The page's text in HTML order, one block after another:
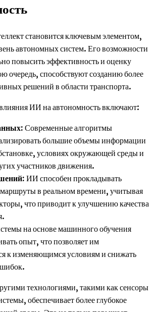
становится ключевым элементом,
автономных систем. Его возможности
повысить эффективность и оценку
очередь, способствуют созданию более
решений в области транспорта.
ИИ на автономность включают:
Современные алгоритмы
большие объемы информации
условиях окружающей среды и
участников движения.
ИИ способен прокладывать
в реальном времени, учитывая
что приводит к улучшению качества
на основе машинного обучения
опыт, что позволяет им
к изменяющимся условиям и снижать
технологиями, такими как сенсоры
обеспечивает более глубокое